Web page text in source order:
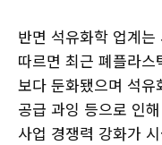
반면 석유화학 업계
따르면 최근 폐플라
보다 둔화됐으며 석유
공급 과잉 등으로 인
사업 경쟁력 강화가